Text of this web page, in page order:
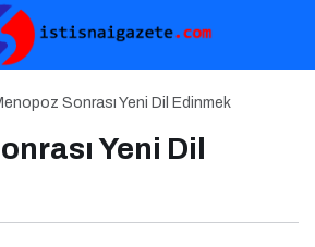
Sonrası Yeni Dil Edinmek
Yeni Dil
Panoraması: Hangi Filmi